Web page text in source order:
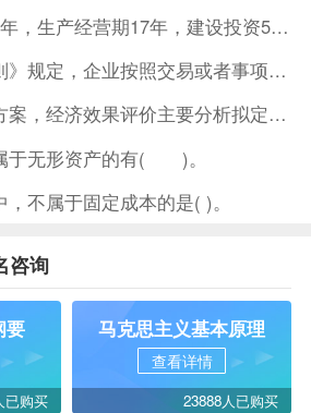
某建设项目建设期3年，生产经营期17年，建设投资5500万元
我国《企业会计准则》规定，企业按照交易或者事项的经济特征确定
对于非经营性技术方案，经济效果评价主要分析拟定方案的( )。
于无形资产的有( )。
不属于固定成本的是( )。
咨询
要
已购买
马克思主义基本原理
查看详情
23888人已购买